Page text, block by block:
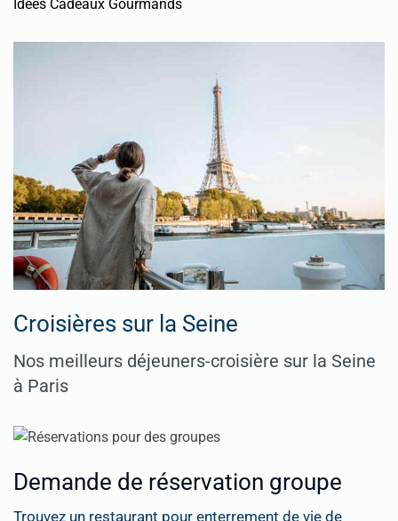
Idées Cadeaux Gourmands
Croisières sur la Seine
Nos meilleurs déjeuners-croisière sur la Seine
à Paris
Demande de réservation groupe
Trouvez un restaurant pour enterrement de vie de